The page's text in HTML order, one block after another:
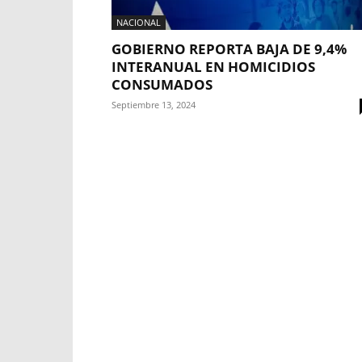
NACIONAL
GOBIERNO REPORTA BAJA DE 9,4%
INTERANUAL EN HOMICIDIOS
CONSUMADOS
Septiembre 13, 2024